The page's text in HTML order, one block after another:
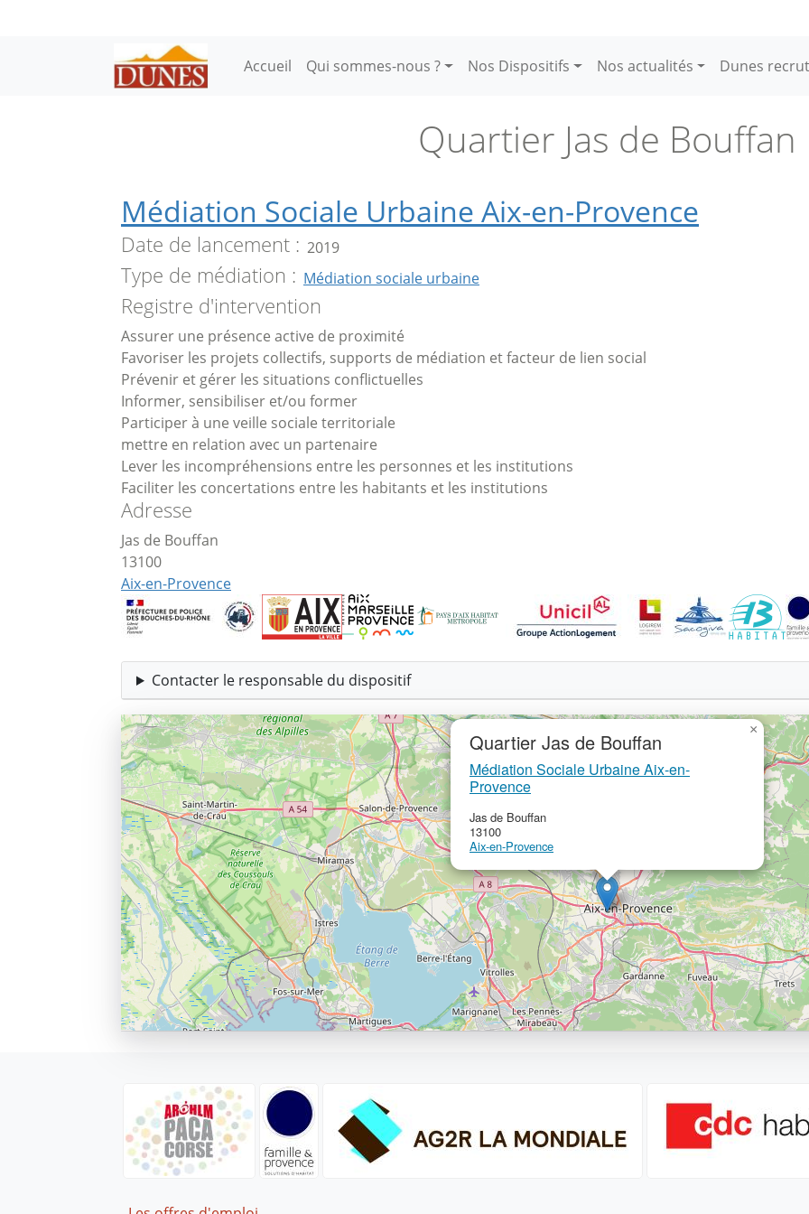
Main navigation
Accueil Qui sommes-nous ? Nos Dispositifs Nos actualités Dunes
Quartier Jas de Bouffan
Médiation Sociale Urbaine Aix-en-Provence
Date de lancement 2019
Type de médiation Médiation sociale urbaine
Registre d'intervention
Assurer une présence active de proximité
Favoriser les projets collectifs, supports de médiation et facteur de lien social
Prévenir et gérer les situations conflictuelles
Informer, sensibiliser et/ou former
Participer à une veille sociale territoriale
mettre en relation avec un partenaire
Lever les incompréhensions entre les personnes et les institutions
Faciliter les concertations entre les habitants et les institutions
Adresse
Jas de Bouffan
13100
Aix-en-Provence
Contacter le responsable du dispositif
Quartier Jas de Bouffan
Médiation Sociale Urbaine Aix-en-
Provence
Jas de Bouffan
13100
Aix-en-Provence
×
Footer